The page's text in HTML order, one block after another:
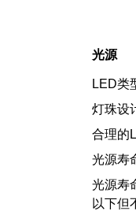
光源
LED类
灯珠设
合理的
光源寿
光源寿
以下但